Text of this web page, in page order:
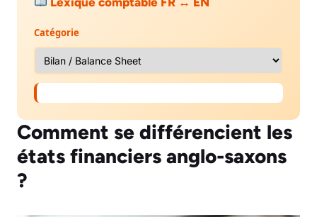
Catégorie
Comment se différencient les
états financiers anglo-saxons
?